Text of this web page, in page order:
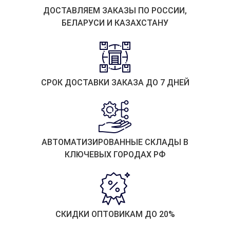
ДОСТАВЛЯЕМ ЗАКАЗЫ ПО РОССИИ,
БЕЛАРУСИ И КАЗАХСТАНУ
СРОК ДОСТАВКИ ЗАКАЗА ДО 7 ДНЕЙ
АВТОМАТИЗИРОВАННЫЕ СКЛАДЫ В
КЛЮЧЕВЫХ ГОРОДАХ РФ
СКИДКИ ОПТОВИКАМ ДО 20%